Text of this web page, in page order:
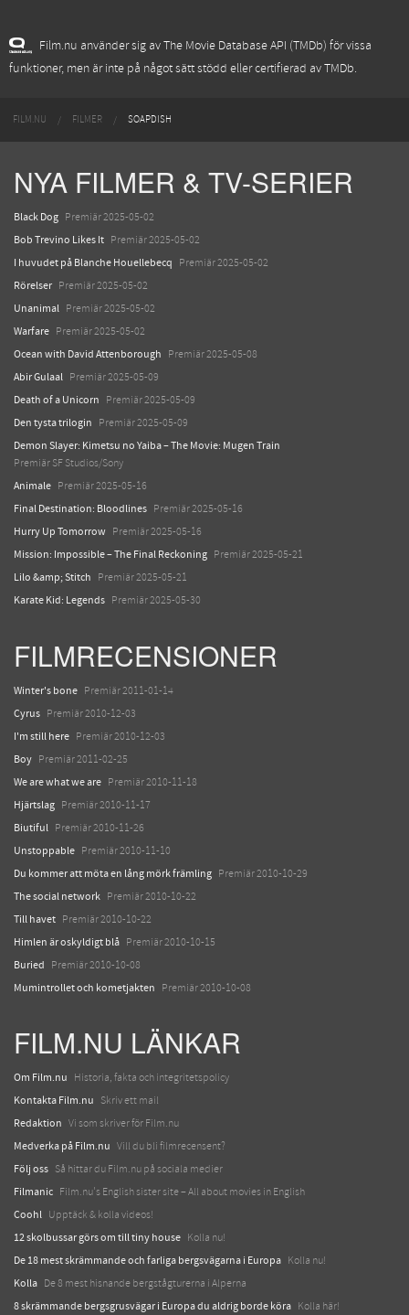
Film.nu använder sig av The Movie Database API (TMDb) för vissa
funktioner, men är inte på något sätt stödd eller certifierad av TMDb.
FILM.NU FILMER SOAPDISH
NYA FILMER & TV-SERIER
Black Dog Premiär 2025-05-02
Bob Trevino Likes It Premiär 2025-05-02
I huvudet på Blanche Houellebecq Premiär 2025-05-02
Rörelser Premiär 2025-05-02
Unanimal Premiär 2025-05-02
Warfare Premiär 2025-05-02
Ocean with David Attenborough Premiär 2025-05-08
Abir Gulaal Premiär 2025-05-09
Death of a Unicorn Premiär 2025-05-09
Den tysta trilogin Premiär 2025-05-09
Demon Slayer: Kimetsu no Yaiba – The Movie: Mugen Train
Premiär SF Studios/Sony
Animale Premiär 2025-05-16
Final Destination: Bloodlines Premiär 2025-05-16
Hurry Up Tomorrow Premiär 2025-05-16
Mission: Impossible – The Final Reckoning Premiär 2025-05-21
Lilo &amp; Stitch Premiär 2025-05-21
Karate Kid: Legends Premiär 2025-05-30
FILMRECENSIONER
Winter's bone Premiär 2011-01-14
Cyrus Premiär 2010-12-03
I'm still here Premiär 2010-12-03
Boy Premiär 2011-02-25
We are what we are Premiär 2010-11-18
Hjärtslag Premiär 2010-11-17
Biutiful Premiär 2010-11-26
Unstoppable Premiär 2010-11-10
Du kommer att möta en lång mörk främling Premiär 2010-10-29
The social network Premiär 2010-10-22
Till havet Premiär 2010-10-22
Himlen är oskyldigt blå Premiär 2010-10-15
Buried Premiär 2010-10-08
Mumintrollet och kometjakten Premiär 2010-10-08
FILM.NU LÄNKAR
Om Film.nu Historia, fakta och integritetspolicy
Kontakta Film.nu Skriv ett mail
Redaktion Vi som skriver för Film.nu
Medverka på Film.nu Vill du bli filmrecensent?
Följ oss Så hittar du Film.nu på sociala medier
Filmanic Film.nu's English sister site – All about movies in English
Coohl Upptäck & kolla videos!
12 skolbussar görs om till tiny house Kolla nu!
De 18 mest skrämmande och farliga bergsvägarna i Europa Kolla nu!
Kolla De 8 mest hisnande bergstågturerna i Alperna
8 skrämmande bergsgrusvägar i Europa du aldrig borde köra Kolla här!